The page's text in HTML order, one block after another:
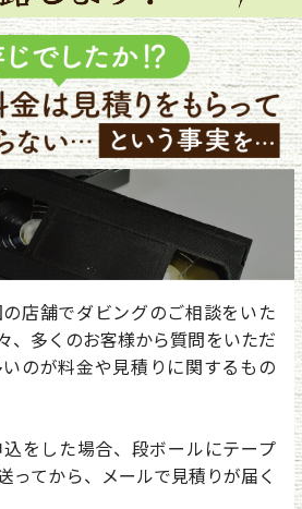
店舗でダビングのご相談をいた
、多くのお客様から質問をいただ
のが料金や見積りに関するもの
をした場合、段ボールにテープ
ってから、メールで見積りが届く